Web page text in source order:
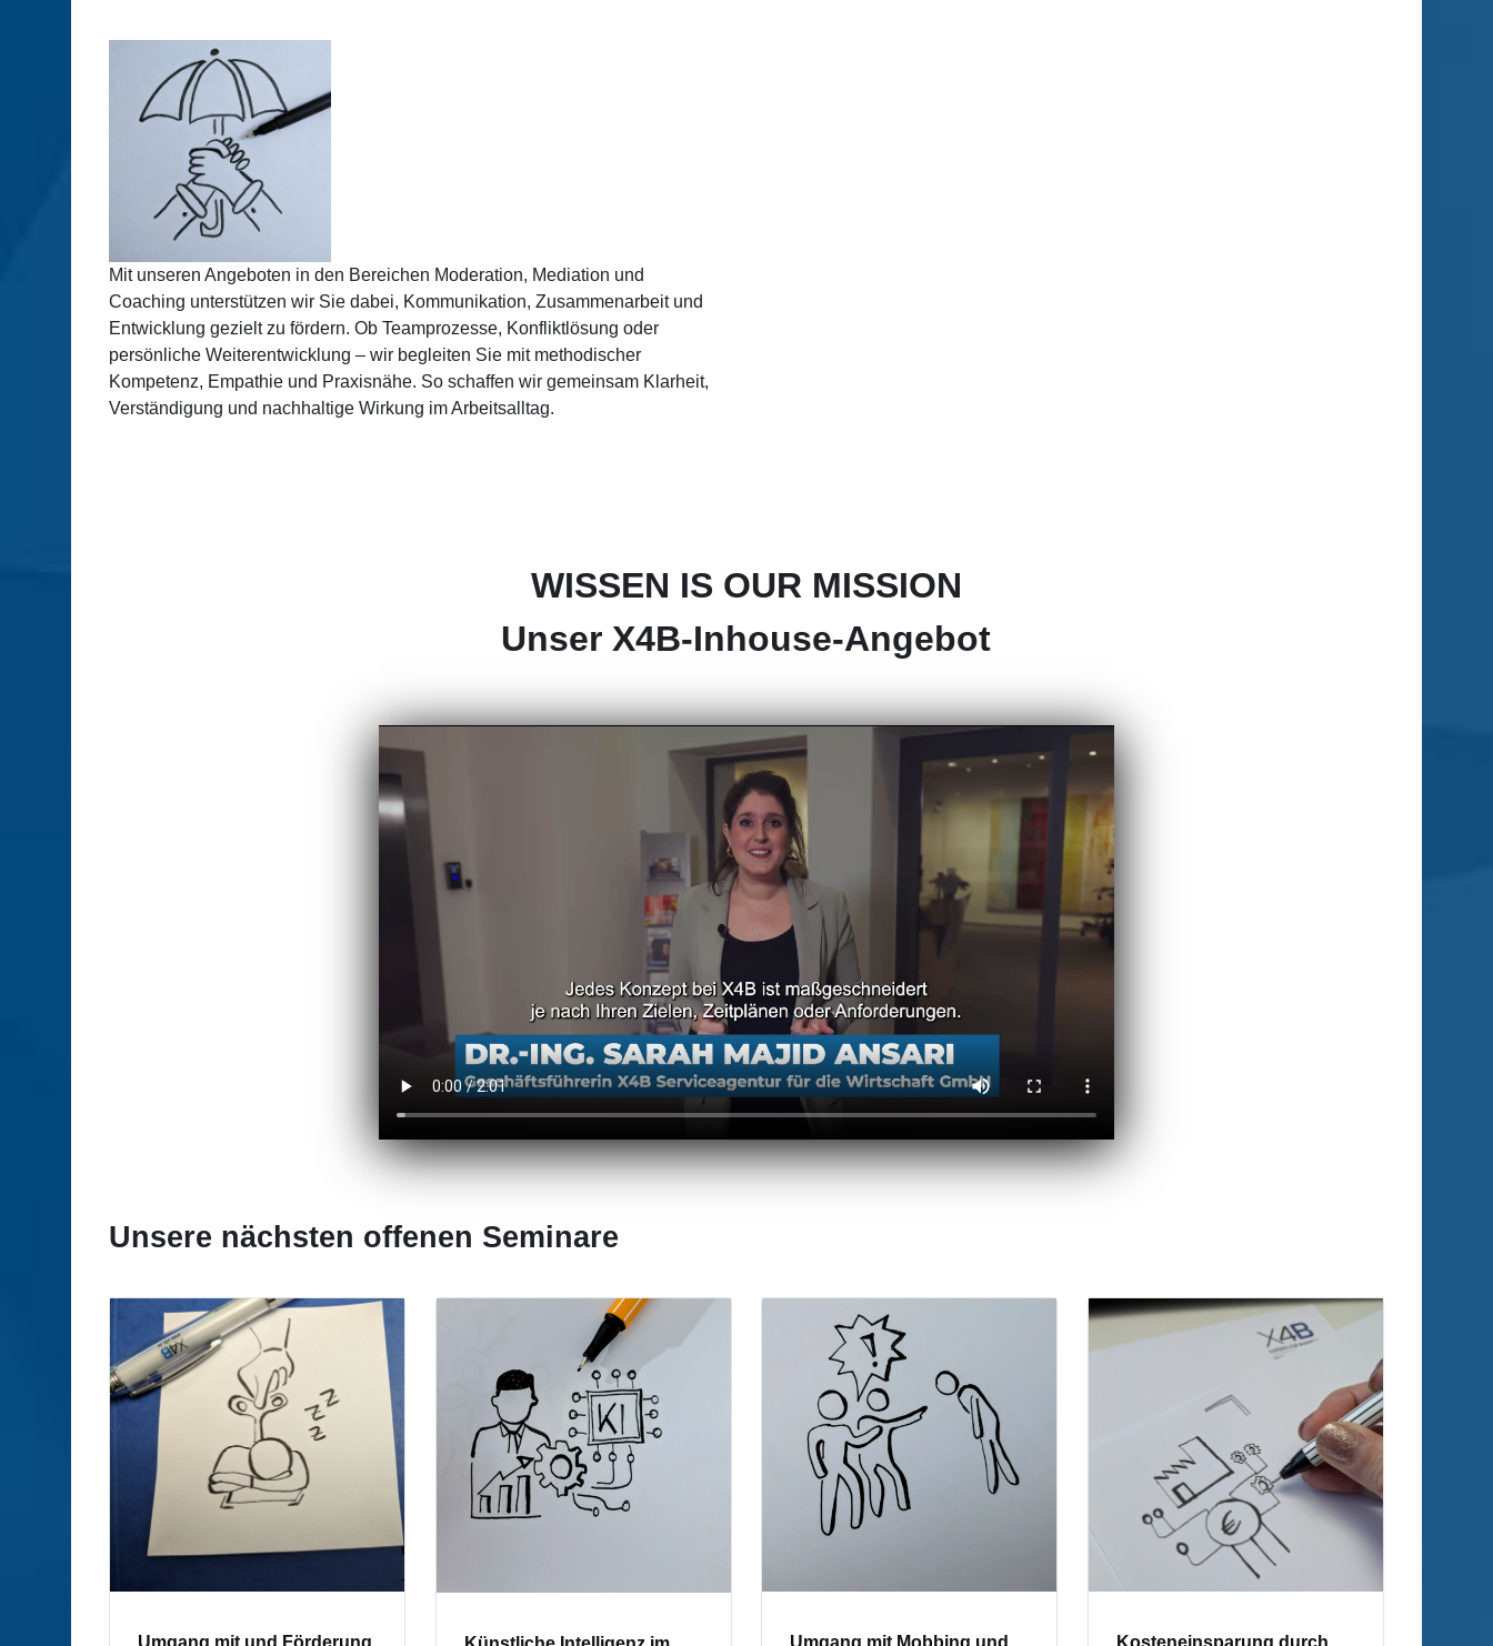
Mit unseren Angeboten in den Bereichen Moderation, Mediation und
Coaching unterstützen wir Sie dabei, Kommunikation, Zusammenarbeit und
Entwicklung gezielt zu fördern. Ob Teamprozesse, Konfliktlösung oder
persönliche Weiterentwicklung – wir begleiten Sie mit methodischer
Kompetenz, Empathie und Praxisnähe. So schaffen wir gemeinsam Klarheit,
Verständigung und nachhaltige Wirkung im Arbeitsalltag.
WISSEN IS OUR MISSION
Unser X4B-Inhouse-Angebot
Unsere nächsten offenen Seminare
Umgang mit und Förderung Umgang mit Mobbing und Kosteneinsparung durch